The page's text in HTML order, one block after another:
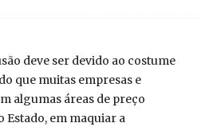
deve ser devido ao costume
que muitas empresas e
algumas áreas de preço
Estado, em maquiar a